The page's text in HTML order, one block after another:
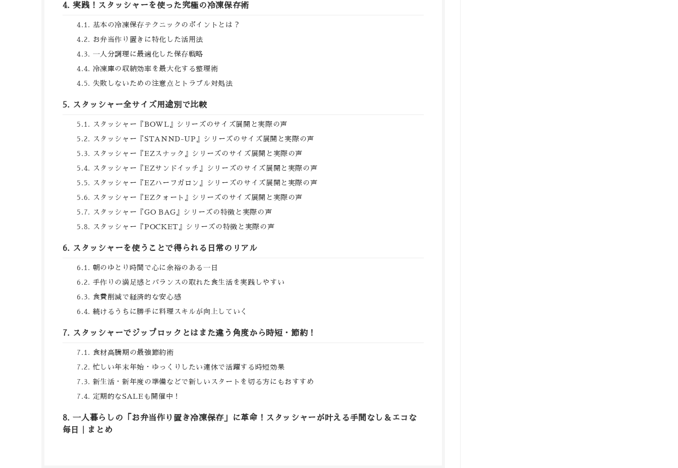
実践！スタッシャーを使った究極の冷凍保存術
基本の冷凍保存テクニックのポイントとは？
お弁当作り置きに特化した活用法
一人分調理に最適化した保存戦略
冷凍庫の収納効率を最大化する整理術
失敗しないための注意点とトラブル対処法
スタッシャー全サイズ用途別で比較
スタッシャー『BOWL』シリーズのサイズ展開と実際の声
スタッシャー『STANND-UP』シリーズのサイズ展開と実際の声
スタッシャー『EZスナック』シリーズのサイズ展開と実際の声
スタッシャー『EZサンドイッチ』シリーズのサイズ展開と実際の声
スタッシャー『EZハーフガロン』シリーズのサイズ展開と実際の声
スタッシャー『EZクォート』シリーズのサイズ展開と実際の声
スタッシャー『GO BAG』シリーズの特徴と実際の声
スタッシャー『POCKET』シリーズの特徴と実際の声
スタッシャーを使うことで得られる日常のリアル
朝のゆとり時間で心に余裕のある一日
手作りの満足感とバランスの取れた食生活を実践しやすい
食費削減で経済的な安心感
続けるうちに勝手に料理スキルが向上していく
スタッシャーでジップロックとはまた違う角度から時短・節約！
食材高騰期の最強節約術
忙しい年末年始・ゆっくりしたい連休で活躍する時短効果
新生活・新年度の準備などで新しいスタートを切る方にもおすすめ
定期的なSALEも開催中！
一人暮らしの「お弁当作り置き冷凍保存」に革命！スタッシャーが叶える手間なし＆エコな
毎日｜まとめ